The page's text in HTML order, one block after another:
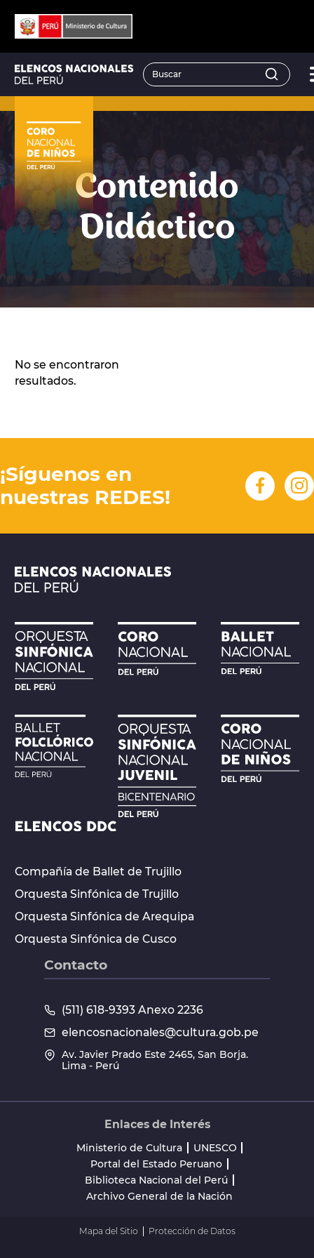
Contenido
Didáctico
No se encontraron
resultados.
¡Síguenos en
nuestras REDES!
Compañía de Ballet de Trujillo
Orquesta Sinfónica de Trujillo
Orquesta Sinfónica de Arequipa
Orquesta Sinfónica de Cusco
Contacto
(511) 618-9393 Anexo 2236
elencosnacionales@cultura.gob.pe
Av. Javier Prado Este 2465, San Borja.
Lima - Perú
Enlaces de Interés
Ministerio de Cultura
UNESCO
Portal del Estado Peruano
Biblioteca Nacional del Perú
Archivo General de la Nación
Mapa del Sitio Protección de Datos